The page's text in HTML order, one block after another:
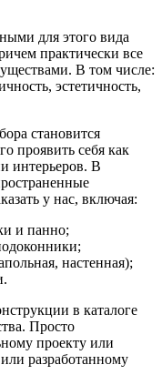
для этого вида
практически все
В том числе:
эстетичность,
становится
проявить себя как
интерьеров. В
у нас, включая:
и панно;
настенная);
в каталоге
Просто
проекту или
разработанному